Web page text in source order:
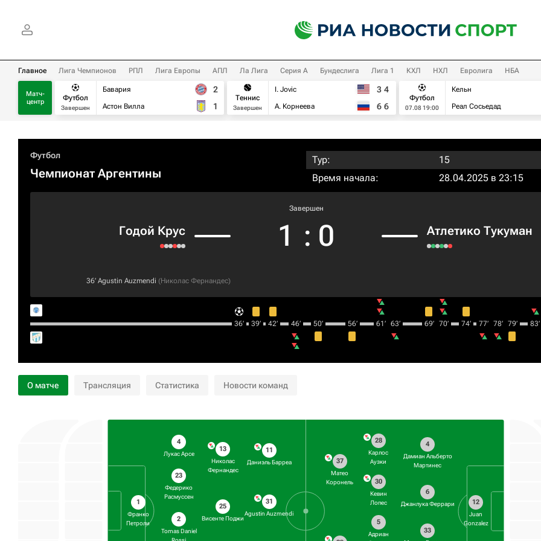
Главное Лига Чемпионов РПЛ Лига Европы АПЛ Ла Лига Серия А Бундеслига Лига 1 КХЛ НХЛ Евролига НБА
Матч-
центр
Футбол
Завершен
Бавария
Астон Вилла
2
1
Теннис
Завершен
I. Jovic
А. Корнеева
3 4
6 6
Футбол
07.08 19:00
Кельн
Реал Сосьедад
Футбол
Чемпионат Аргентины
Тур:
15
Время начала:
28.04.2025 в 23:15
Годой Крус
Завершен
1 : 0 Атлетико Тукуман
36‎’‎ Agustin Auzmendi (Николас Фернандес)
36‎’‎ 39‎’‎ 42‎’‎ 46‎’‎ 50‎’‎ 56‎’‎ 61‎’‎ 63‎’‎ 69‎’‎ 70‎’‎ 74‎’‎ 77‎’‎ 78‎’‎ 79‎’‎ 83‎’‎
О матче Трансляция Статистика Новости команд
1
Франко
Петроли
4
Лукас Арсе
23
Федерико
Расмуссен
2
Tomas Daniel
13
Николас
Фернандес
25
Висенте Поджи
11
Даниэль Барреа
31
Agustin Auzmendi
12
Juan
Gonzalez
4
Дамиан Альберто
Мартинес
6
Джанлука Феррари
33
28
Карлос
Аузки
30
Кевин
Лопес
5
Адриан
37
Матео
Коронель